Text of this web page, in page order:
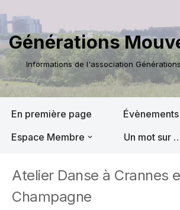
Aller
au
contenu
Générations
Informations de l'association
En première page
Espace Membre
Un mot sur
Atelier Danse à Crannes
Champagne